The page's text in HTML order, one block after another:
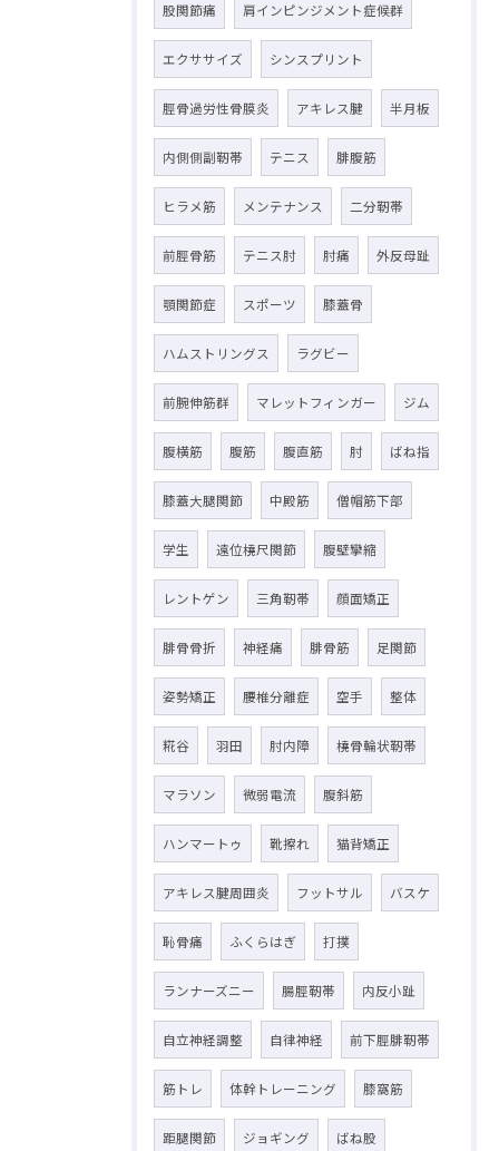
股関節痛 肩インピンジメント症候群
エクササイズ シンスプリント
脛骨過労性骨膜炎 アキレス腱 半月板
内側側副靭帯 テニス 腓腹筋
ヒラメ筋 メンテナンス 二分靭帯
前脛骨筋 テニス肘 肘痛 外反母趾
顎関節症 スポーツ 膝蓋骨
ハムストリングス ラグビー
前腕伸筋群 マレットフィンガー ジム
腹横筋 腹筋 腹直筋 肘 ばね指
膝蓋大腿関節 中殿筋 僧帽筋下部
学生 遠位橈尺関節 腹壁攣縮
レントゲン 三角靭帯 顔面矯正
腓骨骨折 神経痛 腓骨筋 足関節
姿勢矯正 腰椎分離症 空手 整体
糀谷 羽田 肘内障 橈骨輪状靭帯
マラソン 微弱電流 腹斜筋
ハンマートゥ 靴擦れ 猫背矯正
アキレス腱周囲炎 フットサル バスケ
恥骨痛 ふくらはぎ 打撲
ランナーズニー 腸脛靭帯 内反小趾
自立神経調整 自律神経 前下脛腓靭帯
筋トレ 体幹トレーニング 膝窩筋
距腿関節 ジョギング ばね股